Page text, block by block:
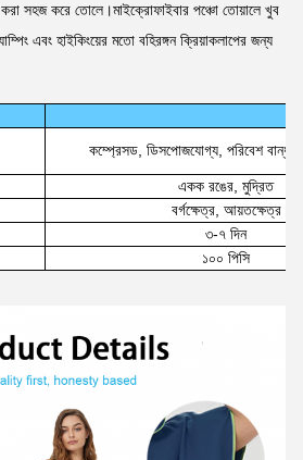
সহজ করে তোলে।মাইক্রোফাইবার পঞ্চো তোয়ালে খুব
এবং হাইকিংয়ের মতো বহিরঙ্গন ক্রিয়াকলাপের জন্য
কম্প্রেসড, ডিসপোজযোগ্য, পরিবেশ
একক রঙের, মুদ্রিত
বর্গক্ষেত্র, আয়তক্ষেত্র
৩-৭ দিন
১০০ পিসি